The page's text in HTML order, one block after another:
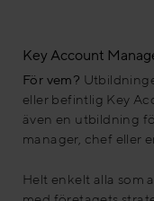
Key Account
För vem?
eller befintlig Key
även en utbildning
manager, chef eller
Helt enkelt alla som